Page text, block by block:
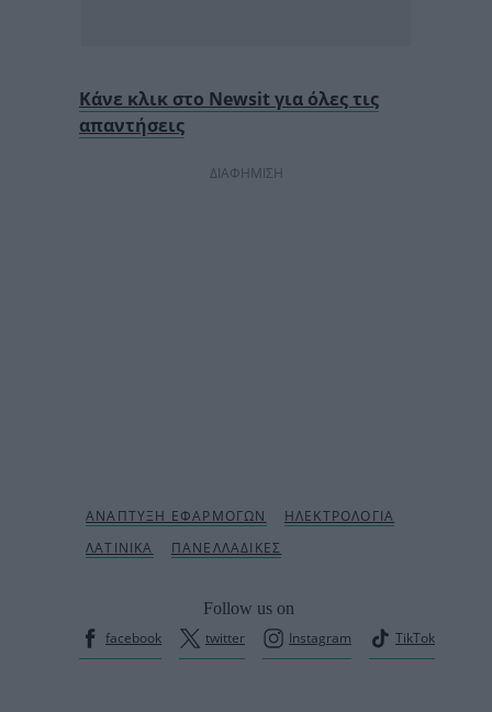
Κάνε κλικ στο Newsit για όλες τις
απαντήσεις
ΔΙΑΦΗΜΙΣΗ
Follow us on
facebook
twitter Instagram TikTok